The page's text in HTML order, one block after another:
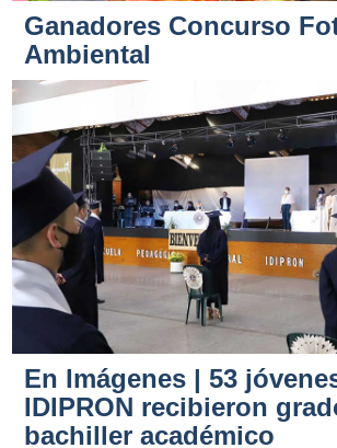
Ganadores Concurso
Ambiental
En Imágenes | 53
IDIPRON recibieron
bachiller académico